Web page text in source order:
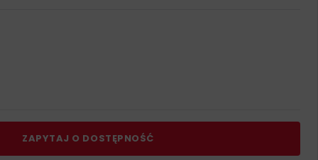
ZAPYTAJ O DOSTĘPNOŚĆ